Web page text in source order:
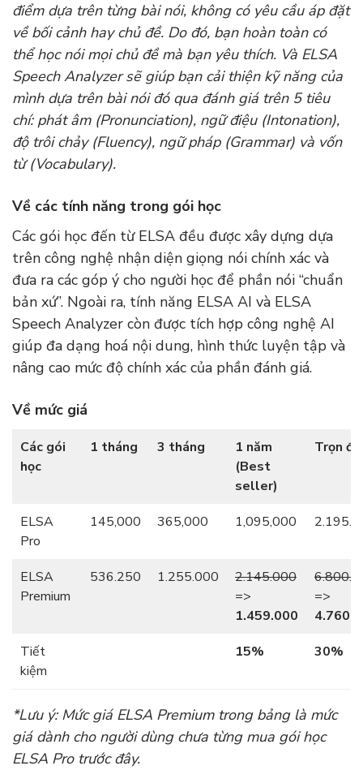
điểm dựa trên từng bài nói, không có yêu cầu áp đặt
về bối cảnh hay chủ đề. Do đó, bạn hoàn toàn có
thể học nói mọi chủ đề mà bạn yêu thích. Và ELSA
Speech Analyzer sẽ giúp bạn cải thiện kỹ năng của
mình dựa trên bài nói đó qua đánh giá trên 5 tiêu
chí: phát âm (Pronunciation), ngữ điệu (Intonation),
độ trôi chảy (Fluency), ngữ pháp (Grammar) và vốn
từ (Vocabulary).
Về các tính năng trong gói học
Các gói học đến từ ELSA đều được xây dựng dựa
trên công nghệ nhận diện giọng nói chính xác và
đưa ra các góp ý cho người học để phần nói “chuẩn
bản xứ”. Ngoài ra, tính năng ELSA AI và ELSA
Speech Analyzer còn được tích hợp công nghệ AI
giúp đa dạng hoá nội dung, hình thức luyện tập và
nâng cao mức độ chính xác của phần đánh giá.
Về mức giá
Các gói
học
1 tháng 3 tháng
1 năm
(Best
seller)
Trọn
ELSA
Pro
145,000 365,000 1,095,000
ELSA
Premium
536.250 1.255.000
2.145.000
=>
1.459.000
=>
Tiết
kiệm
15% 30%
*Lưu ý: Mức giá ELSA Premium trong bảng là mức
giá dành cho người dùng chưa từng mua gói học
ELSA Pro trước đây.